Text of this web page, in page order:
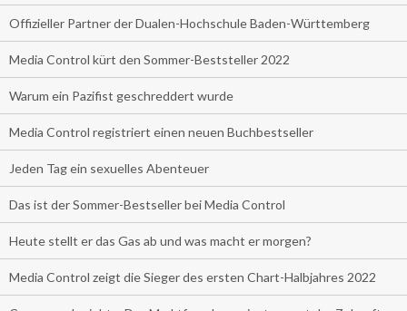
Offizieller Partner der Dualen-Hochschule Baden-Württemberg
Media Control kürt den Sommer-Beststeller 2022
Warum ein Pazifist geschreddert wurde
Media Control registriert einen neuen Buchbestseller
Jeden Tag ein sexuelles Abenteuer
Das ist der Sommer-Bestseller bei Media Control
Heute stellt er das Gas ab und was macht er morgen?
Media Control zeigt die Sieger des ersten Chart-Halbjahres 2022